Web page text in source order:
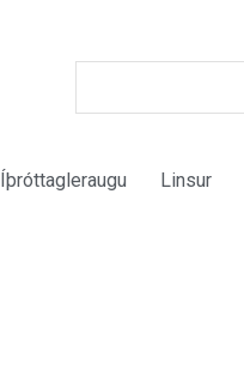
Íþróttagleraugu Linsur